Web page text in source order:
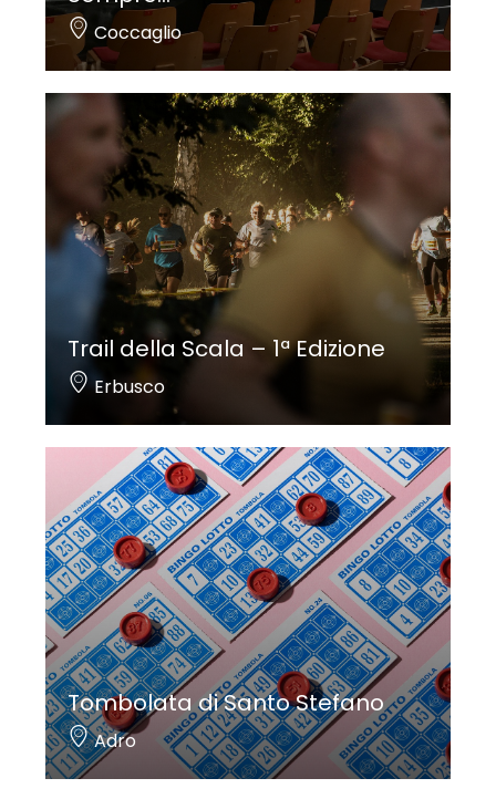
Coccaglio
Trail della Scala – 1ª Edizione
Erbusco
Tombolata di Santo Stefano
Adro